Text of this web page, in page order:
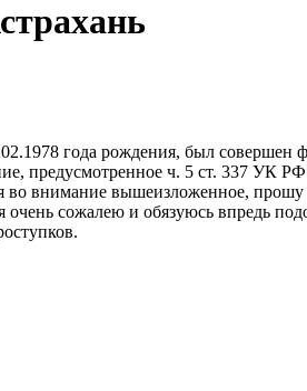
года рождения, был совершен
ч. 5 ст. 337 УК
внимание вышеизложенное,
сожалею и обязуюсь впредь